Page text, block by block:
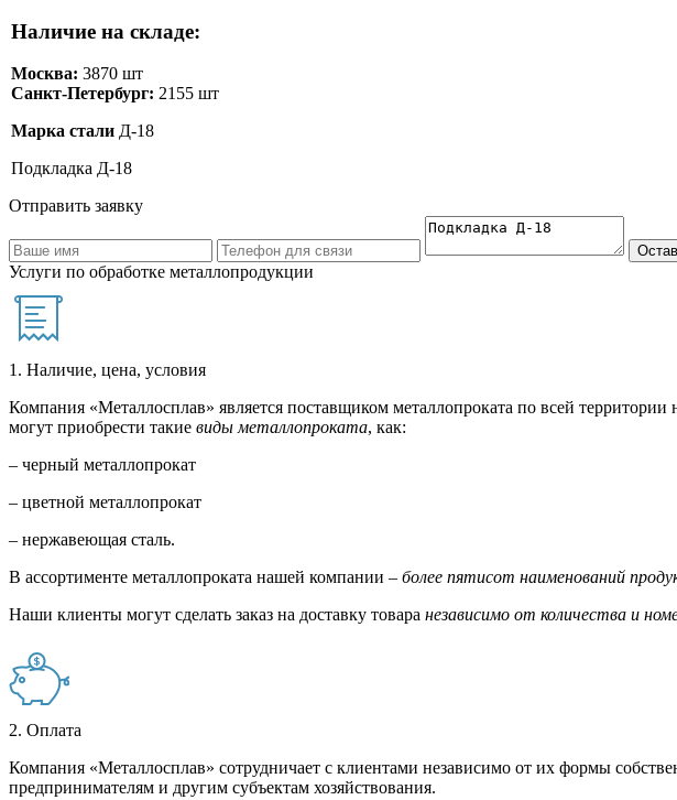
Наличие на складе:
Москва: 3870 шт
Санкт-Петербург: 2155 шт
Марка стали Д-18
Подкладка Д-18
Отправить заявку
Услуги по обработке металлопродукции
1. Наличие, цена, условия
Компания «Металлосплав» является поставщиком металлопроката по всей
могут приобрести такие виды металлопроката, как:
– черный металлопрокат
– цветной металлопрокат
– нержавеющая сталь.
В ассортименте металлопроката нашей компании – более пятисот наименований
Наши клиенты могут сделать заказ на доставку товара независимо от количества и
2. Оплата
Компания «Металлосплав» сотрудничает с клиентами независимо от их формы
предпринимателям и другим субъектам хозяйствования.